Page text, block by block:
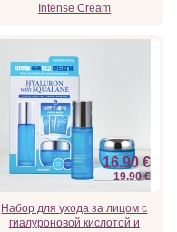
Intense Cream
16.90 €
19.90 €
Набор для ухода за лицом с
гиалуроновой кислотой и